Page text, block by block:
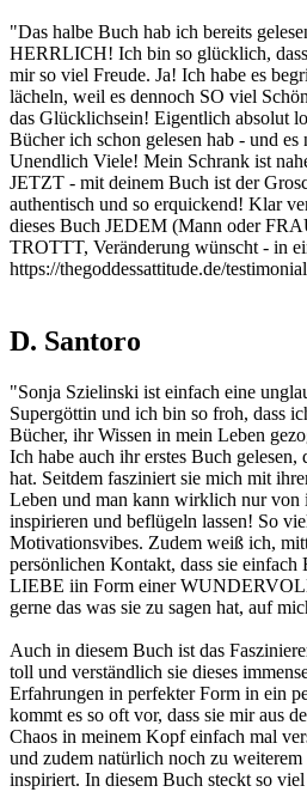
"Das halbe Buch hab ich bereits
HERRLICH! Ich bin so glücklich,
mir so viel Freude. Ja! Ich habe es
lächeln, weil es dennoch SO viel
das Glücklichsein! Eigentlich absolut
Bücher ich schon gelesen hab - und
Unendlich Viele! Mein Schrank ist
JETZT - mit deinem Buch ist der
authentisch und so erquickend! Klar
dieses Buch JEDEM (Mann oder
TROTTT, Veränderung wünscht - in
https://thegoddessattitude.de/
D. Santoro
"Sonja Szielinski ist einfach eine
Supergöttin und ich bin so froh, dass
Bücher, ihr Wissen in mein Leben
Ich habe auch ihr erstes Buch
hat. Seitdem fasziniert sie mich mit
Leben und man kann wirklich nur von
inspirieren und beflügeln lassen! So
Motivationsvibes. Zudem weiß ich,
persönlichen Kontakt, dass sie
LIEBE iin Form einer
gerne das was sie zu sagen hat, auf
Auch in diesem Buch ist das
toll und verständlich sie dieses
Erfahrungen in perfekter Form in ein
kommt es so oft vor, dass sie mir aus
Chaos in meinem Kopf einfach mal
und zudem natürlich noch zu
inspiriert. In diesem Buch steckt so